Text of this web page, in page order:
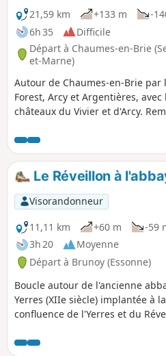
21,59 km
+133 m
-
6h 35
Difficile
Départ à Chaumes-en-Brie
et-Marne)
Autour de Chaumes-en-Brie
Forest, Arcy et Argentières,
châteaux du Vivier et d'Arcy.
ou à proximité.
Le Réveillon à
Visorandonneur
11,11 km
+60 m
-59
3h 20
Moyenne
Départ à Brunoy (Essonne)
Boucle autour de l'ancienne
Yerres (XIIe siècle) implantée à la
confluence de l'Yerres et du
l'Yerres jusqu'à l'abbaye, puis